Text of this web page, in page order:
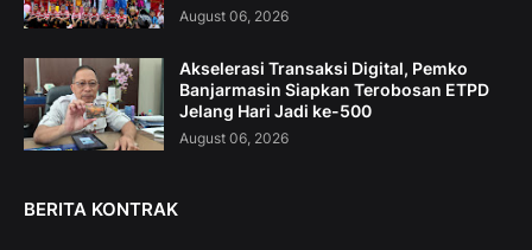
August 06, 2026
Akselerasi Transaksi Digital, Pemko
Banjarmasin Siapkan Terobosan ETPD
Jelang Hari Jadi ke-500
August 06, 2026
BERITA KONTRAK